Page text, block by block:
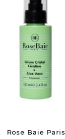
Rose Baie Paris